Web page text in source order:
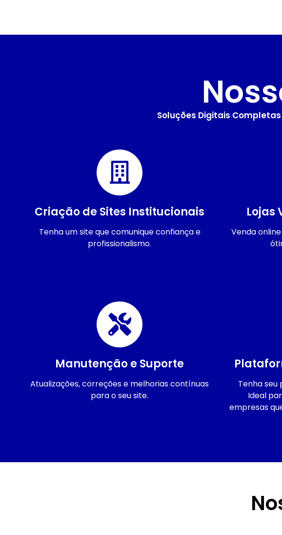
Soluções Digitais
Criação de Sites Institucionais
Tenha um site que comunique confiança e
profissionalismo.
Lojas
Venda
Manutenção e Suporte
Atualizações, correções e melhorias contínuas
para o seu site.
Tenha seu
Ideal
empresas